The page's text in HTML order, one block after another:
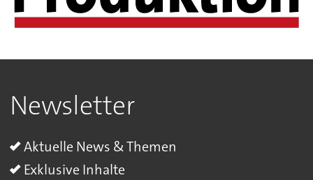
Newsletter
Aktuelle News & Themen
Exklusive Inhalte